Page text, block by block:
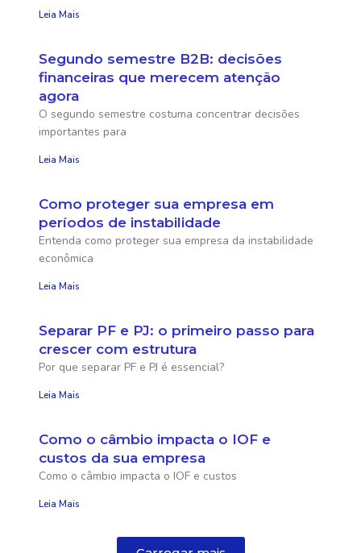
Leia Mais
Segundo semestre B2B: decisões
financeiras que merecem atenção
agora
O segundo semestre costuma concentrar decisões
importantes para
Leia Mais
Como proteger sua empresa em
períodos de instabilidade
Entenda como proteger sua empresa da instabilidade
econômica
Leia Mais
Separar PF e PJ: o primeiro passo para
crescer com estrutura
Por que separar PF e PJ é essencial?
Leia Mais
Como o câmbio impacta o IOF e
custos da sua empresa
Como o câmbio impacta o IOF e custos
Leia Mais